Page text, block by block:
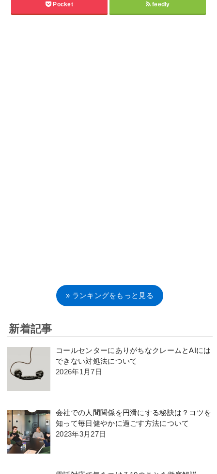
Pocket feedly
» ランキングをもっと見る
新着記事
コールセンターにありがちなクレームとAIには
できない対処法について
2026年1月7日
会社での人間関係を円滑にする秘訣は？コツを
知って毎日健やかに過ごす方法について
2023年3月27日